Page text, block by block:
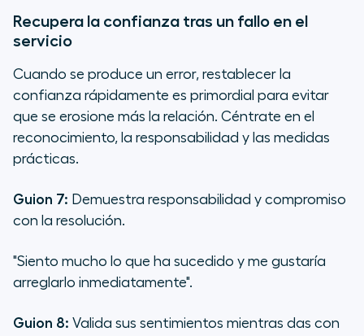
Recupera la confianza tras un fallo en el
servicio
Cuando se produce un error, restablecer la
confianza rápidamente es primordial para evitar
que se erosione más la relación. Céntrate en el
reconocimiento, la responsabilidad y las medidas
prácticas.
Guion 7: Demuestra responsabilidad y compromiso
con la resolución.
"Siento mucho lo que ha sucedido y me gustaría
arreglarlo inmediatamente".
Guion 8: Valida sus sentimientos mientras das con